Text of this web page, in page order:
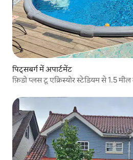
पिट्सबर्ग में अपार्टमेंट
फ़िडो प्लस टू एक्रिस्योर स्टेडियम से 1.5 मील